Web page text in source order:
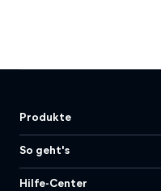
Produkte
So geht's
Hilfe-Center